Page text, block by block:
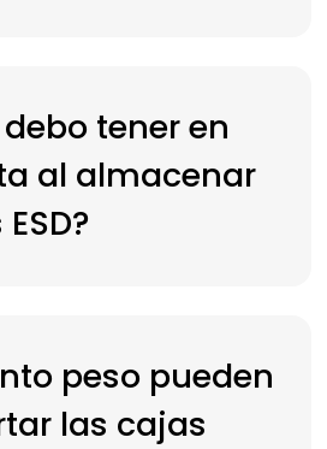
debo tener en
al almacenar
peso pueden
las cajas